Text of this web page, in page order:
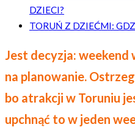
DZIECI?
TORUŃ Z DZIEĆMI:
Jest decyzja: weekend
na planowanie.
bo atrakcji w Toruniu
upchnąć to w jeden